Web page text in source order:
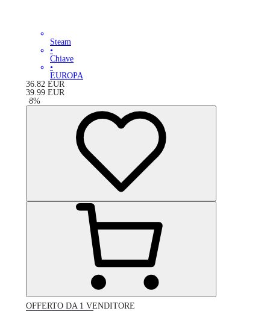
Steam
•
Chiave
•
EUROPA
36.82 EUR
39.99 EUR
-8%
OFFERTO DA 1 VENDITORE